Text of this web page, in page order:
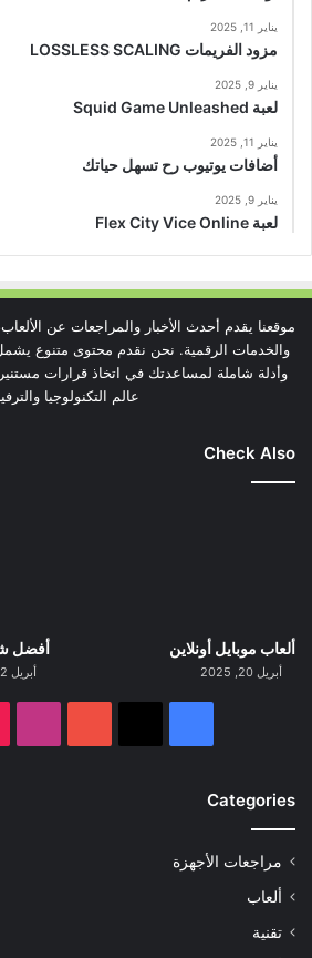
يناير 11, 2025
مزود الفريمات LOSSLESS SCALING
يناير 9, 2025
لعبة Squid Game Unleashed
يناير 11, 2025
أضافات يوتيوب رح تسهل حياتك
يناير 9, 2025
لعبة Flex City Vice Online
موقعنا يقدم أحدث الأخبار والمراجعات عن الألعاب،
والخدمات الرقمية. نحن نقدم محتوى متنوع
وأدلة شاملة لمساعدتك في اتخاذ قرارات
عالم التكنولوجيا
Check Also
ألعاب موبايل أونلاين
أبريل 20, 2025
أفضل
أبريل 12, 2025
Categories
مراجعات الأجهزة
ألعاب
تقنية